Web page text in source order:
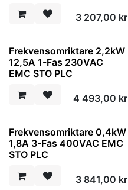
3 207,00 kr
Frekvensomriktare 2,2kW
12,5A 1-Fas 230VAC
EMC STO PLC
4 493,00 kr
Frekvensomriktare 0,4kW
1,8A 3-Fas 400VAC EMC
STO PLC
3 841,00 kr